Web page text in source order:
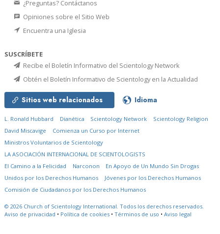
¿Preguntas? Contáctanos
Opiniones sobre el Sitio Web
Encuentra una Iglesia
SUSCRÍBETE
Recibe el Boletín Informativo del Scientology Network
Obtén el Boletín Informativo de Scientology en la Actualidad
Sitios web relacionados Idioma
L. Ronald Hubbard Dianética Scientology Network
Scientology Religion
David Miscavige
Comienza un Curso por Internet
Ministros Voluntarios de Scientology
LA ASOCIACIÓN INTERNACIONAL DE SCIENTOLOGISTS
El Camino a la Felicidad
Narconon
En Apoyo de Un Mundo Sin Drogas
Unidos por los Derechos Humanos
Jóvenes por los Derechos Humanos
Comisión de Ciudadanos por los Derechos Humanos
© 2026 Church of Scientology International. Todos los derechos reservados.
Aviso de privacidad • Política de cookies • Términos de uso • Aviso legal